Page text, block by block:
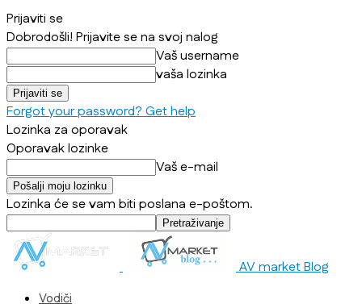
Prijaviti se
Dobrodošli! Prijavite se na svoj nalog
Vaš username
vaša lozinka
Forgot your password? Get help
Lozinka za oporavak
Oporavak lozinke
Vaš e-mail
Lozinka će se vam biti poslana e-poštom.
AV market Blog
Vodiči